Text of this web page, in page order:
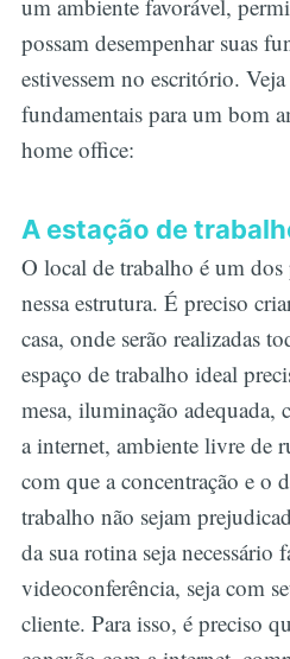
um ambiente favorável,
possam desempenhar suas
estivessem no escritório.
fundamentais para um bom
home office:
A estação de
O local de trabalho é um
nessa estrutura. É preciso
casa, onde serão realizadas
espaço de trabalho ideal
mesa, iluminação adequada,
a internet, ambiente livre de
com que a concentração e o
trabalho não sejam
da sua rotina seja necessário
videoconferência, seja com
cliente. Para isso, é preciso